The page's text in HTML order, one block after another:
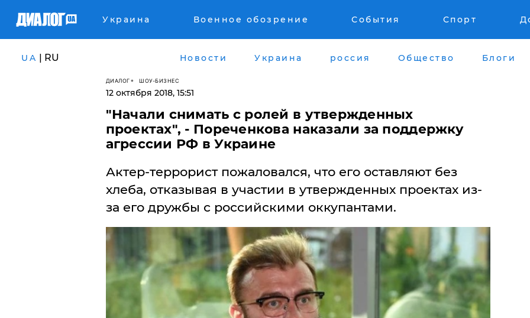
Украина Военное обозрение События Спорт
UA | RU Новости Украина россия Общество Блоги
ДИАЛОГ ШОУ-БИЗНЕС
12 октября 2018, 15:51
"Начали снимать с ролей в утвержденных
проектах", - Пореченкова наказали за поддержку
агрессии РФ в Украине
Актер-террорист пожаловался, что его оставляют без
хлеба, отказывая в участии в утвержденных проектах из-
за его дружбы с российскими оккупантами.